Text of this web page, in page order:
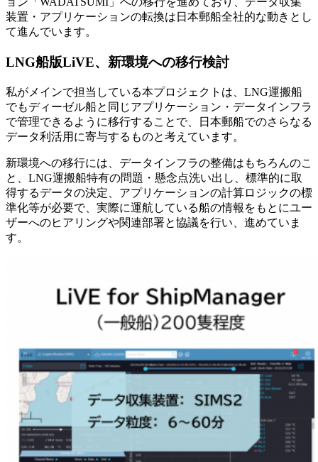
装置・アプリケーションの転換は日本郵船全社的な動きとし
て進んでいます。
LNG船版LiVE、新環境への移行検討
私がメインで担当している本プロジェクトは、LNG運搬船
でもディーゼル船と同じアプリケーション・データインフラ
で管理できるように移行することで、日本郵船でのさらなる
データ利活用に寄与するものと考えています。
新環境への移行には、データインフラの整備はもちろんのこ
と、LNG運搬船特有の問題・懸念点洗い出し、標準的に取
得するデータの決定、アプリケーションの計算ロジックの標
準化等が必要で、実際に運航している船の情報をもとにユー
ザーへのヒアリングや関連部署と協議を行い、進めていま
す。